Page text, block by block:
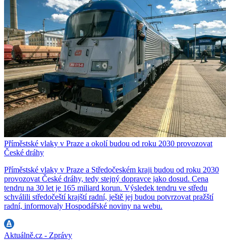
Příměstské vlaky v Praze a okolí budou od roku 2030 provozovat
České dráhy
Příměstské vlaky v Praze a Středočeském kraji budou od roku 2030
provozovat České dráhy, tedy stejný dopravce jako dosud. Cena
tendru na 30 let je 165 miliard korun. Výsledek tendru ve středu
schválili středočeští krajští radní, ještě jej budou potvrzovat pražští
radní, informovaly Hospodářské noviny na webu.
Aktuálně.cz - Zprávy